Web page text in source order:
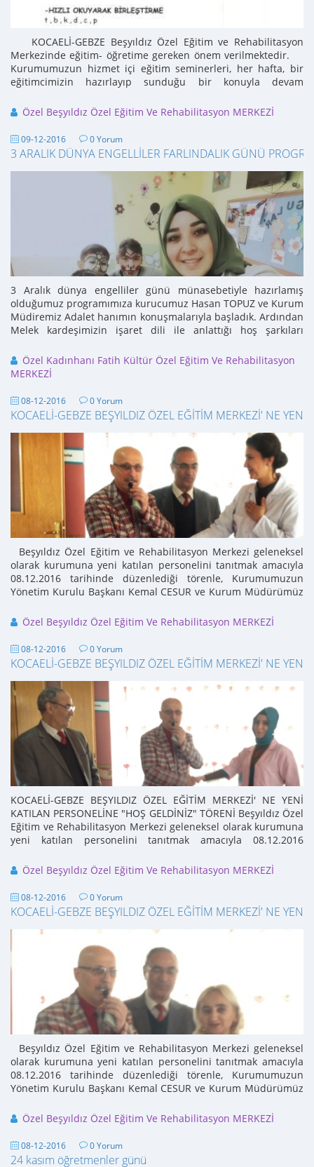
KOCAELİ-GEBZE Beşyıldız Özel Eğitim ve Rehabilitasyon
Merkezinde eğitim- öğretime gereken önem verilmektedir.
Kurumumuzun hizmet içi eğitim seminerleri, her hafta, bir
eğitimcimizin hazırlayıp sunduğu bir konuyla devam
Özel Beşyıldız Özel Eğitim Ve Rehabilitasyon MERKEZİ
09-12-2016 0 Yorum
3 ARALIK DÜNYA ENGELLİLER FARLINDALIK GÜNÜ
3 Aralık dünya engelliler günü münasebetiyle hazırlamış
olduğumuz programımıza kurucumuz Hasan TOPUZ ve Kurum
Müdiremiz Adalet hanımın konuşmalarıyla başladık. Ardından
Melek kardeşimizin işaret dili ile anlattığı hoş şarkıları
Özel Kadınhanı Fatih Kültür Özel Eğitim Ve Rehabilitasyon
MERKEZİ
08-12-2016 0 Yorum
KOCAELİ-GEBZE BEŞYILDIZ ÖZEL EĞİTİM MERKEZİ' NE
Beşyıldız Özel Eğitim ve Rehabilitasyon Merkezi geleneksel
olarak kurumuna yeni katılan personelini tanıtmak amacıyla
08.12.2016 tarihinde düzenlediği törenle, Kurumumuzun
Yönetim Kurulu Başkanı Kemal CESUR ve Kurum Müdürümüz
Özel Beşyıldız Özel Eğitim Ve Rehabilitasyon MERKEZİ
08-12-2016 0 Yorum
KOCAELİ-GEBZE BEŞYILDIZ ÖZEL EĞİTİM MERKEZİ' NE
KOCAELİ-GEBZE BEŞYILDIZ ÖZEL EĞİTİM MERKEZİ' NE YENİ
KATILAN PERSONELİNE "HOŞ GELDİNİZ" TÖRENİ Beşyıldız Özel
Eğitim ve Rehabilitasyon Merkezi geleneksel olarak kurumuna
yeni katılan personelini tanıtmak amacıyla 08.12.2016
Özel Beşyıldız Özel Eğitim Ve Rehabilitasyon MERKEZİ
08-12-2016 0 Yorum
KOCAELİ-GEBZE BEŞYILDIZ ÖZEL EĞİTİM MERKEZİ' NE
Beşyıldız Özel Eğitim ve Rehabilitasyon Merkezi geleneksel
olarak kurumuna yeni katılan personelini tanıtmak amacıyla
08.12.2016 tarihinde düzenlediği törenle, Kurumumuzun
Yönetim Kurulu Başkanı Kemal CESUR ve Kurum Müdürümüz
Özel Beşyıldız Özel Eğitim Ve Rehabilitasyon MERKEZİ
08-12-2016 0 Yorum
24 kasım öğretmenler günü